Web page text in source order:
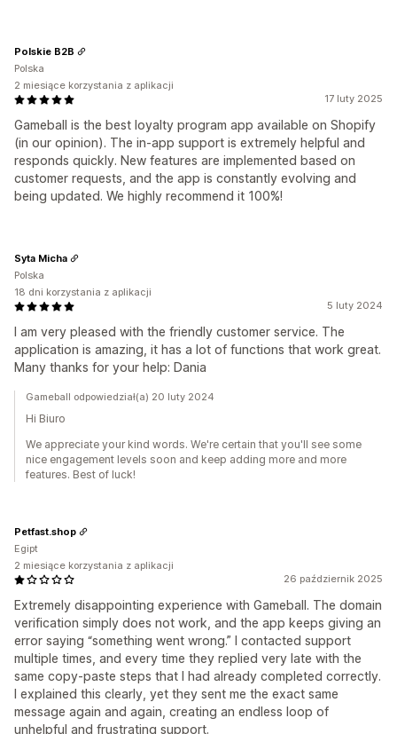
17 luty 2025
Gameball is the best loyalty program app available on Shopify
(in our opinion). The in-app support is extremely helpful and
responds quickly. New features are implemented based on
customer requests, and the app is constantly evolving and
being updated. We highly recommend it 100%!
Polskie B2B
Polska
2 miesiące korzystania z aplikacji
5 luty 2024
I am very pleased with the friendly customer service. The
application is amazing, it has a lot of functions that work great.
Many thanks for your help: Dania
Syta Micha
Polska
18 dni korzystania z aplikacji
Gameball odpowiedział(a) 20 luty 2024
Hi Biuro
We appreciate your kind words. We're certain that you'll see some
nice engagement levels soon and keep adding more and more
features. Best of luck!
26 październik 2025
Extremely disappointing experience with Gameball. The domain
verification simply does not work, and the app keeps giving an
error saying “something went wrong.” I contacted support
multiple times, and every time they replied very late with the
same copy-paste steps that I had already completed correctly.
I explained this clearly, yet they sent me the exact same
message again and again, creating an endless loop of
unhelpful and frustrating support.
Petfast.shop
Egipt
2 miesiące korzystania z aplikacji